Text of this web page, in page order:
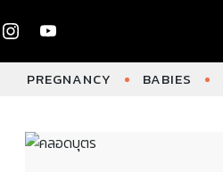
PREGNANCY BABIES